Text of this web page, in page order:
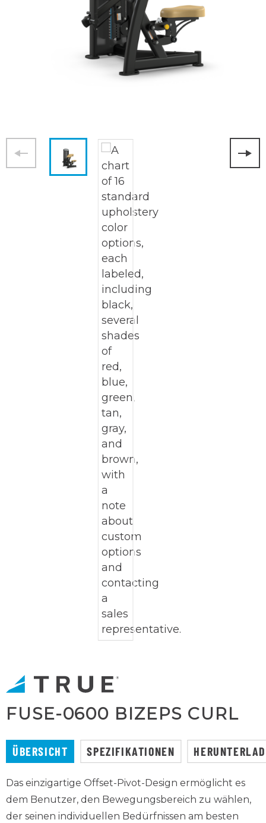
FUSE-0600 BIZEPS CURL
ÜBERSICHT SPEZIFIKATIONEN
Das einzigartige Offset-Pivot-Design ermöglicht es
dem Benutzer, den Bewegungsbereich zu wählen,
der seinen individuellen Bedürfnissen am besten